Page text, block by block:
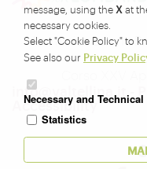
message, using the X at
necessary cookies.
Select "Cookie Policy" to
See also our Privacy
Necessary and Technical
Statistics
Amministrazione
info@valtellina.it -
Accessibility